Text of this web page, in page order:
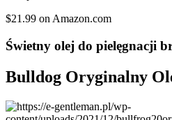
$21.99 on Amazon.com
Świetny olej do pielęgnacji
Bulldog Oryginalny